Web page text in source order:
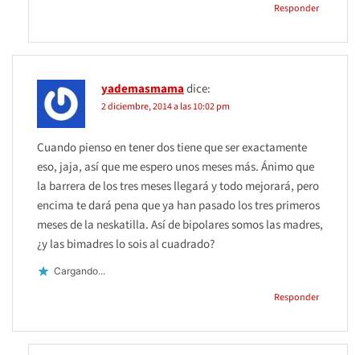
Responder
yademasmamadice:
2 diciembre, 2014 a las 10:02 pm
Cuando pienso en tener dos tiene que ser exactamente
eso, jaja, así que me espero unos meses más. Ánimo que
la barrera de los tres meses llegará y todo mejorará, pero
encima te dará pena que ya han pasado los tres primeros
meses de la neskatilla. Así de bipolares somos las madres,
¿y las bimadres lo sois al cuadrado?
Cargando...
Responder